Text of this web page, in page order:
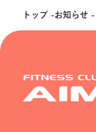
トップ お知らせ